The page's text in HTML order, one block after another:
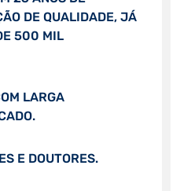
DE QUALIDADE, JÁ
500 MIL
LARGA
E DOUTORES.